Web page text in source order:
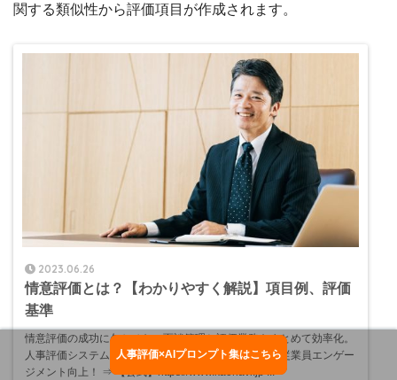
関する類似性から評価項目が作成されます。
2023.06.26
情意評価とは？【わかりやすく解説】項目例、評価
基準
情意評価の成功に欠かせない面談管理と評価業務をまとめて効率化。
人事評価システム「カオナビ」で、評価の質を上げ、従業員エンゲー
ジメント向上！ ⇒ 【公式】https://www.kaonavi.jp ...
お役立ち資料ダウンロード
人事評価×AIプロンプト集はこちら